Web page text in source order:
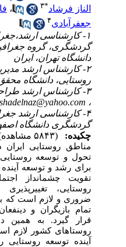
الناز فرشاد*۳ ،
جعفرآبادی۴
۱- کارشناسی
گردشگری، گروه
دانشگاه تهران، ایران
۲- کارشناس ارشد
روستایی، دانشگاه محقق
۳- کارشناس ارشد
،
۴- کارشناسی ارشد
گردشگری دانشگاه
چکیده:
(۵۸۴۳ مشاهده)
مناطق روستایی
تحول و توسعه
برای رشد و توسعه
تقویت چشم­انداز
روستایی،
ضروری و لازم است که
تمام بازیگران و
قرار گیرد. به همین
روستاهای کشور لازم
آینده توسعه